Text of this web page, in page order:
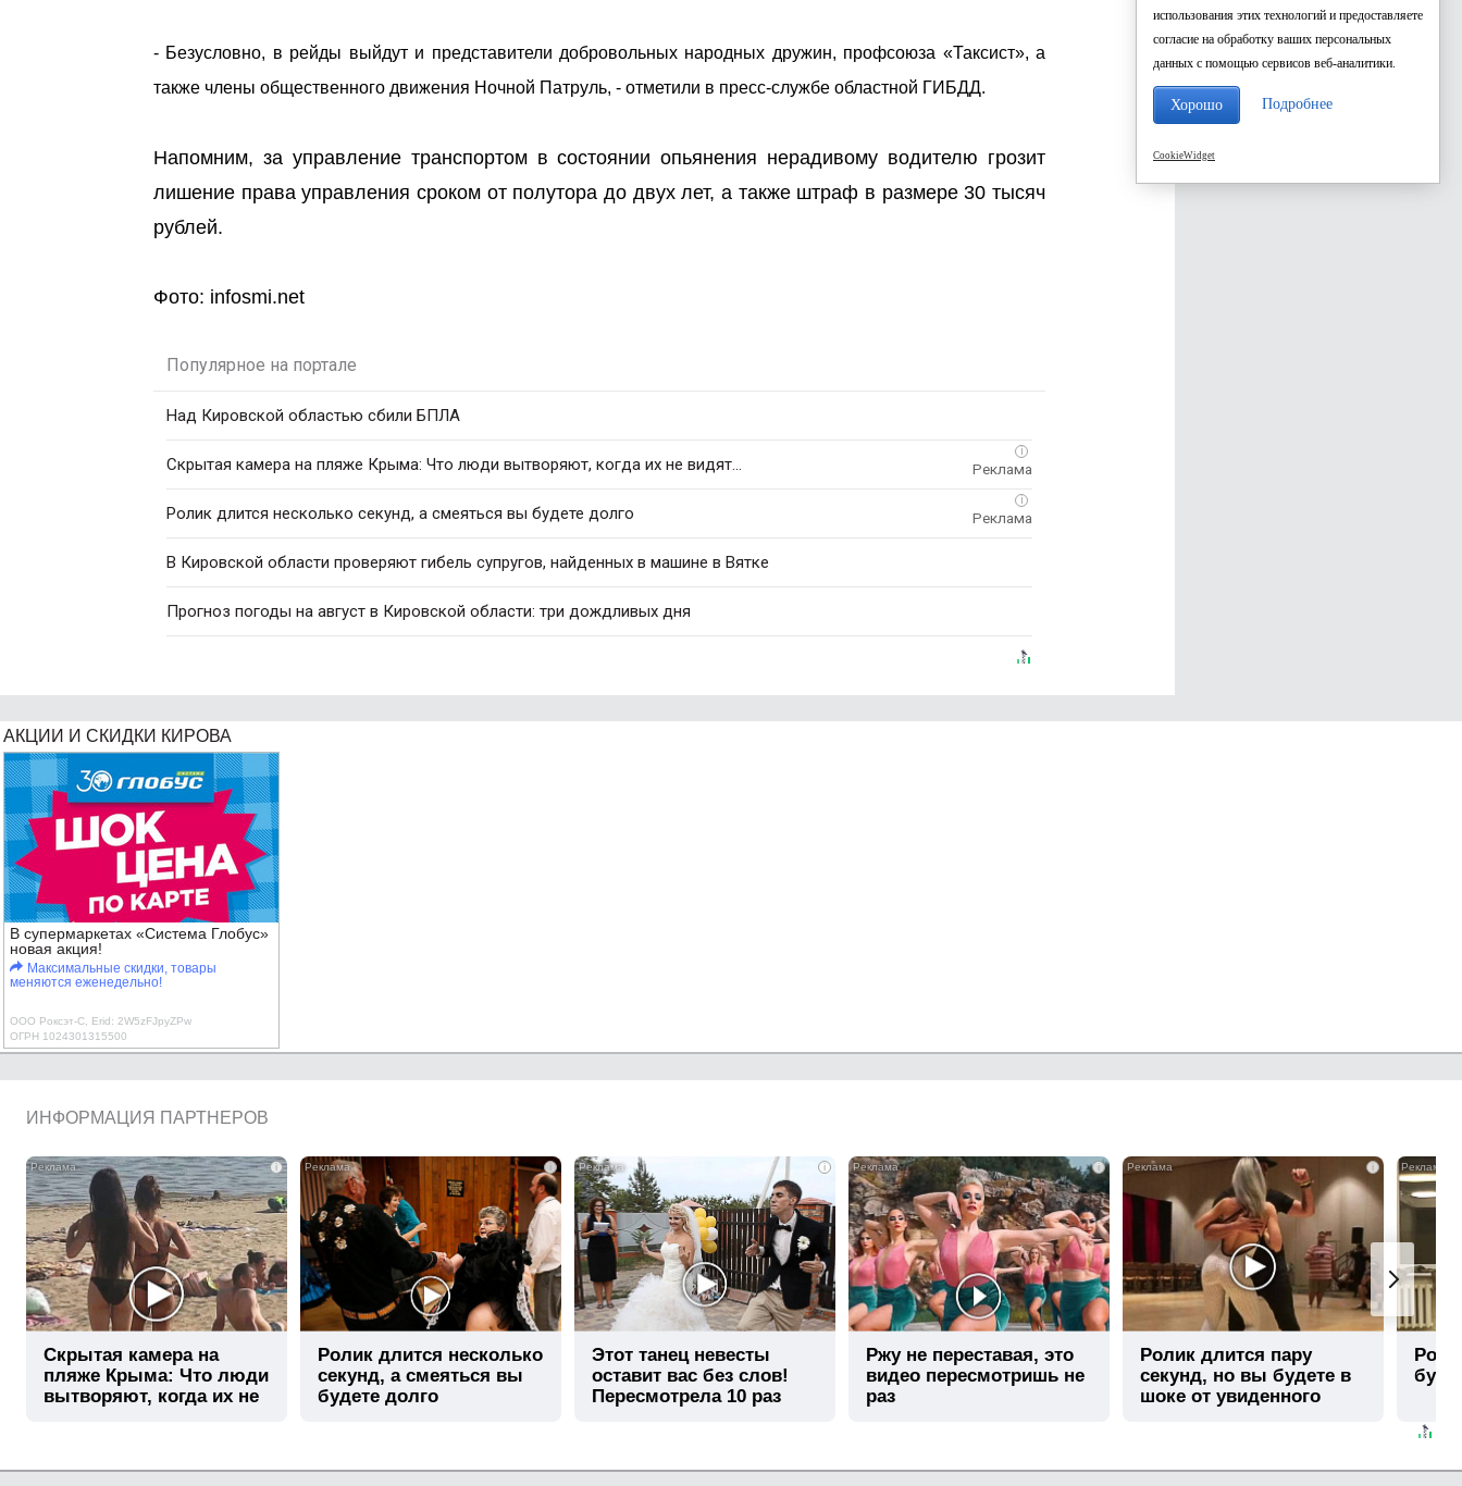
- Безусловно, в рейды выйдут и представители добровольных народных дружин, профсоюза «Таксист», а
также члены общественного движения Ночной Патруль, - отметили в пресс-службе областной ГИБДД.
Напомним, за управление транспортом в состоянии опьянения нерадивому водителю грозит
лишение права управления сроком от полутора до двух лет, а также штраф в размере 30 тысяч
рублей.
Фото: infosmi.net
Популярное на портале
Над Кировской областью сбили БПЛА
i
Скрытая камера на пляже Крыма: Что люди вытворяют, когда их не видят...
i
Ролик длится несколько секунд, а смеяться вы будете долго
В Кировской области проверяют гибель супругов, найденных в машине в Вятке
Прогноз погоды на август в Кировской области: три дождливых дня
АКЦИИ И СКИДКИ КИРОВА
В супермаркетах «Система Глобус»
новая акция!
Максимальные скидки, товары
меняются еженедельно!
ООО Роксэт-С, Erid: 2W5zFJpyZPw
ОГРН 1024301315500
ИНФОРМАЦИЯ ПАРТНЕРОВ
i
Скрытая камера на
пляже Крыма: Что люди
вытворяют, когда их не
i
Ролик длится несколько
секунд, а смеяться вы
будете долго
i
Этот танец невесты
оставит вас без слов!
Пересмотрела 10 раз
i
Ржу не переставая, это
видео пересмотришь не
раз
i
Ролик длится пару
секунд, но вы будете в
шоке от увиденного
использования этих технологий и предоставляете
согласие на обработку ваших персональных
данных с помощью сервисов веб-аналитики.
Хорошо Подробнее
CookieWidget